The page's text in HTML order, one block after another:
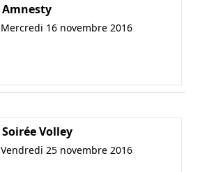
Amnesty
Mercredi 16 novembre 2016
Soirée Volley
Vendredi 25 novembre 2016